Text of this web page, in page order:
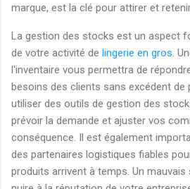
marque, est la clé pour attirer et
La gestion des stocks est un aspect
de votre activité de lingerie en gros .
l'inventaire vous permettra de
besoins des clients sans excédent de
utiliser des outils de gestion des
prévoir la demande et ajuster vos
conséquence. Il est également
des partenaires logistiques fiables
produits arrivent à temps. Un